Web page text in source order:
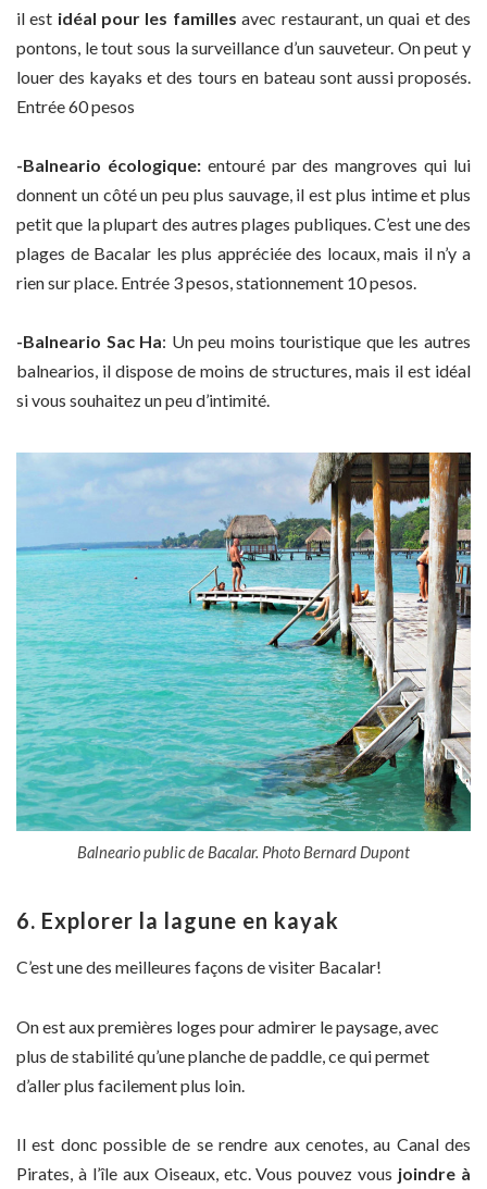
il est idéal pour les familles avec restaurant, un quai et des
pontons, le tout sous la surveillance d’un sauveteur. On peut y
louer des kayaks et des tours en bateau sont aussi proposés.
Entrée 60 pesos
-Balneario écologique: entouré par des mangroves qui lui
donnent un côté un peu plus sauvage, il est plus intime et plus
petit que la plupart des autres plages publiques. C’est une des
plages de Bacalar les plus appréciée des locaux, mais il n’y a
rien sur place. Entrée 3 pesos, stationnement 10 pesos.
-Balneario Sac Ha: Un peu moins touristique que les autres
balnearios, il dispose de moins de structures, mais il est idéal
si vous souhaitez un peu d’intimité.
Balneario public de Bacalar. Photo Bernard Dupont
6. Explorer la lagune en kayak
C’est une des meilleures façons de visiter Bacalar!
On est aux premières loges pour admirer le paysage, avec
plus de stabilité qu’une planche de paddle, ce qui permet
d’aller plus facilement plus loin.
Il est donc possible de se rendre aux cenotes, au Canal des
Pirates, à l’île aux Oiseaux, etc. Vous pouvez vous joindre à